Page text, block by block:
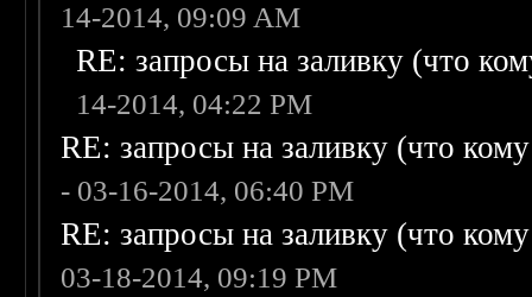
14-2014, 09:09 AM
RE: запросы на заливку (что
14-2014, 04:22 PM
RE: запросы на заливку (что
- 03-16-2014, 06:40 PM
RE: запросы на заливку (что
03-18-2014, 09:19 PM